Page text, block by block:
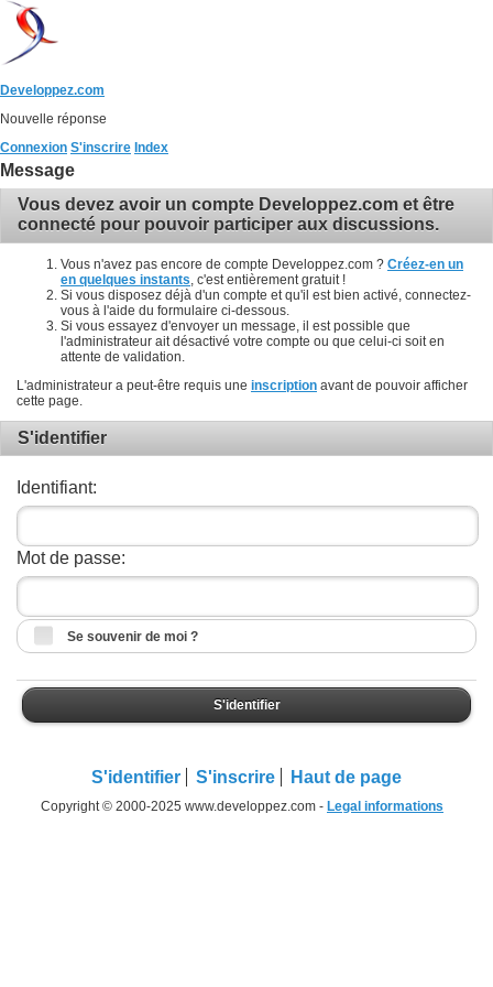
Developpez.com
Nouvelle réponse
Connexion S'inscrire Index
Message
Vous devez avoir un compte Developpez.com et être
connecté pour pouvoir participer aux discussions.
Vous n'avez pas encore de compte Developpez.com ? Créez-en un
en quelques instants , c'est entièrement gratuit !
Si vous disposez déjà d'un compte et qu'il est bien activé, connectez-
vous à l'aide du formulaire ci-dessous.
Si vous essayez d'envoyer un message, il est possible que
l'administrateur ait désactivé votre compte ou que celui-ci soit en
attente de validation.
L'administrateur a peut-être requis une inscription avant de pouvoir afficher
cette page.
S'identifier
Identifiant:
Mot de passe:
Se souvenir de moi ?
S'identifier
S'identifier S'inscrire Haut de page
Copyright © 2000-2025 www.developpez.com - Legal informations